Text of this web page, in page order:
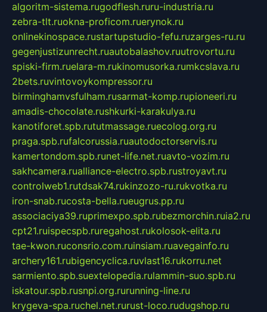
algoritm-sistema.rugodflesh.ruru-industria.ru
zebra-tlt.ruokna-proficom.ruerynok.ru
onlinekinospace.rustartupstudio-fefu.ruzarges-ru.ru
gegenjustizunrecht.ruautobalashov.ruutrovortu.ru
spiski-firm.ruelara-m.rukinomusorka.rumkcslava.ru
2bets.ruvintovoykompressor.ru
birminghamvsfulham.rusarmat-komp.rupioneeri.ru
amadis-chocolate.rushkurki-karakulya.ru
kanotiforet.spb.rututmassage.ruecolog.org.ru
praga.spb.rufalcorussia.ruautodoctorservis.ru
kamertondom.spb.runet-life.net.ruavto-vozim.ru
sakhcamera.rualliance-electro.spb.rustroyavt.ru
controlweb1.rutdsak74.rukinzozo-ru.rukvotka.ru
iron-snab.rucosta-bella.rueugrus.pp.ru
associaciya39.ruprimexpo.spb.rubezmorchin.ruia2.ru
cpt21.ruispecspb.ruregahost.rukolosok-elita.ru
tae-kwon.ruconsrio.com.ruinsiam.ruavegainfo.ru
archery161.rubigencyclica.ruvlast16.rukorru.net
sarmiento.spb.suextelopedia.rulammin-suo.spb.ru
iskatour.spb.rusnpi.org.rurunning-line.ru
krygeva-spa.ruchel.net.rurust-loco.rudugshop.ru